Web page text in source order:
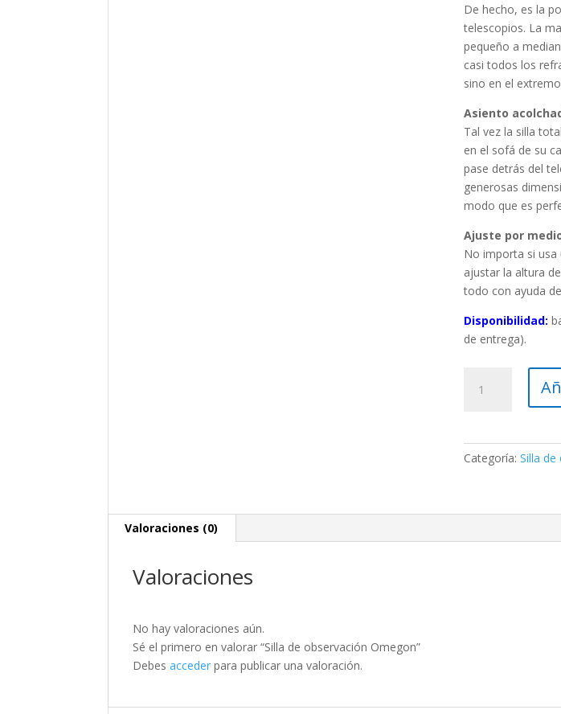
De hecho, es la
telescopios. La
pequeño a
casi todos los
sino en el
Asiento
Tal vez la silla
en el sofá de su
pase detrás del
generosas
modo que es
Ajuste por
No importa si
ajustar la altura
todo con ayuda
Disponibilidad:
de entrega).
cantidad
Categoría: Silla de
Valoraciones (0)
Valoraciones
No hay valoraciones aún.
Sé el primero en valorar “Silla de observación Omegon”
Debesacceder para publicar una valoración.